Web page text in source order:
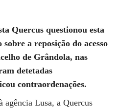
Quercus questionou esta
a reposição do acesso
de Grândola, nas
detetadas
contraordenações.
agência Lusa, a Quercus